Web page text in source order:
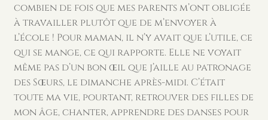
combien de fois que mes parents m’ont obligée
à travailler plutôt que de m’envoyer à
l’école ! Pour maman, il n’y avait que l’utile, ce
qui se mange, ce qui rapporte. Elle ne voyait
même pas d’un bon œil que j’aille au patronage
des Sœurs, le dimanche après-midi. C’était
toute ma vie, pourtant, retrouver des filles de
mon âge, chanter, apprendre des danses pour